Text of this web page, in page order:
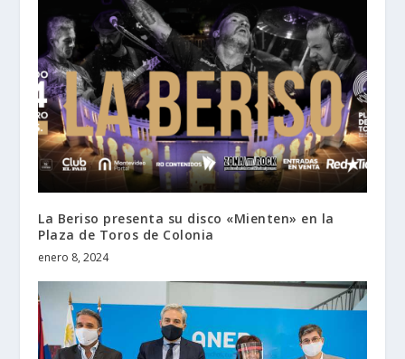
La Beriso presenta su disco «Mienten» en la
Plaza de Toros de Colonia
enero 8, 2024